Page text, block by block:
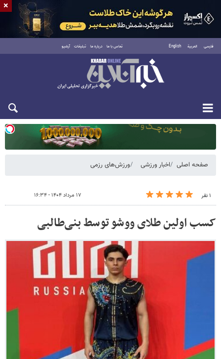
فارسی العربية English تماس با ما درباره ما تبلیغات آرشیو
یکشنبه ۱۸ مرداد ۱۴۰۵
صفحه اصلی اخبار ورزشی ورزش‌های رزمی
۱ نفر ۱۷ مرداد ۱۴۰۴ - ۱۶:۳۴
کسب اولین طلای ووشو توسط بنی‌طالبی
×